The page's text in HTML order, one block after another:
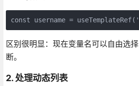
const username =
区别很明显：现在变量名可以自由选
断。
2. 处理动态列表